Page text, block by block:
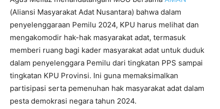
(Aliansi Masyarakat Adat Nusantara) bahwa dalam
penyelenggaraan Pemilu 2024, KPU harus melihat dan
mengakomodir hak-hak masyarakat adat, termasuk
memberi ruang bagi kader masyarakat adat untuk duduk
dalam penyelenggara Pemilu dari tingkatan PPS sampai
tingkatan KPU Provinsi. Ini guna memaksimalkan
partisipasi serta pemenuhan hak masyarakat adat dalam
pesta demokrasi negara tahun 2024.